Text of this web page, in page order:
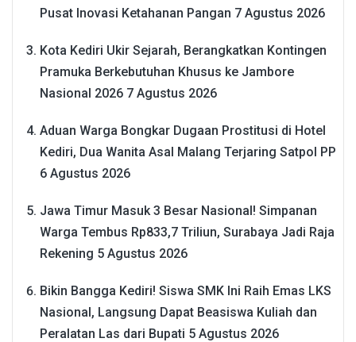
Pusat Inovasi Ketahanan Pangan 7 Agustus 2026
Kota Kediri Ukir Sejarah, Berangkatkan Kontingen
Pramuka Berkebutuhan Khusus ke Jambore
Nasional 2026 7 Agustus 2026
Aduan Warga Bongkar Dugaan Prostitusi di Hotel
Kediri, Dua Wanita Asal Malang Terjaring Satpol PP
6 Agustus 2026
Jawa Timur Masuk 3 Besar Nasional! Simpanan
Warga Tembus Rp833,7 Triliun, Surabaya Jadi Raja
Rekening 5 Agustus 2026
Bikin Bangga Kediri! Siswa SMK Ini Raih Emas LKS
Nasional, Langsung Dapat Beasiswa Kuliah dan
Peralatan Las dari Bupati 5 Agustus 2026